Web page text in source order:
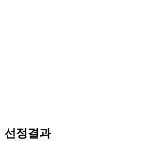
선정결과